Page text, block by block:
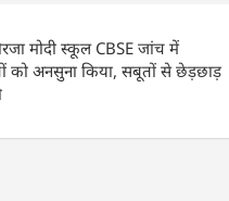
मोदी स्कूल CBSE जांच में
को अनसुना किया, सबूतों से छेड़छाड़